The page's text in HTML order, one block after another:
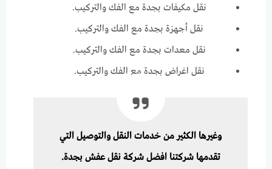
نقل مكيفات بجدة مع الفك والتركيب.
نقل أجهزة بجدة مع الفك والتركيب.
نقل معدات بجدة مع الفك والتركيب.
نقل اغراض بجدة مع الفك والتركيب.
وغيرها الكثير من خدمات النقل والتوصيل التي
تقدمها شركتناافضل شركة نقل عفش بجدة.